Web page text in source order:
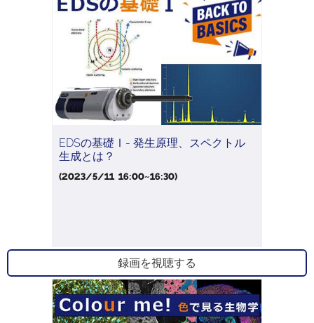
EDSの基礎Ⅰ- 発生原理、スペクトル
生成とは？
(2023/5/11 16:00~16:30)
録画を視聴する